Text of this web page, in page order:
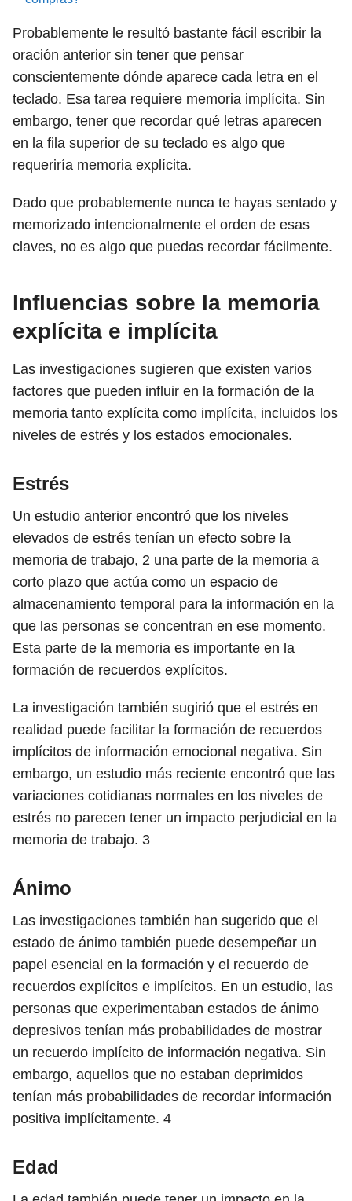
Probablemente le resultó bastante fácil escribir la
oración anterior sin tener que pensar
conscientemente dónde aparece cada letra en el
teclado. Esa tarea requiere memoria implícita. Sin
embargo, tener que recordar qué letras aparecen
en la fila superior de su teclado es algo que
requeriría memoria explícita.
Dado que probablemente nunca te hayas sentado y
memorizado intencionalmente el orden de esas
claves, no es algo que puedas recordar fácilmente.
Influencias sobre la memoria
explícita e implícita
Las investigaciones sugieren que existen varios
factores que pueden influir en la formación de la
memoria tanto explícita como implícita, incluidos los
niveles de estrés y los estados emocionales.
Estrés
Un estudio anterior encontró que los niveles
elevados de estrés tenían un efecto sobre la
memoria de trabajo, 2 una parte de la memoria a
corto plazo que actúa como un espacio de
almacenamiento temporal para la información en la
que las personas se concentran en ese momento.
Esta parte de la memoria es importante en la
formación de recuerdos explícitos.
La investigación también sugirió que el estrés en
realidad puede facilitar la formación de recuerdos
implícitos de información emocional negativa. Sin
embargo, un estudio más reciente encontró que las
variaciones cotidianas normales en los niveles de
estrés no parecen tener un impacto perjudicial en la
memoria de trabajo. 3
Ánimo
Las investigaciones también han sugerido que el
estado de ánimo también puede desempeñar un
papel esencial en la formación y el recuerdo de
recuerdos explícitos e implícitos. En un estudio, las
personas que experimentaban estados de ánimo
depresivos tenían más probabilidades de mostrar
un recuerdo implícito de información negativa. Sin
embargo, aquellos que no estaban deprimidos
tenían más probabilidades de recordar información
positiva implícitamente. 4
Edad